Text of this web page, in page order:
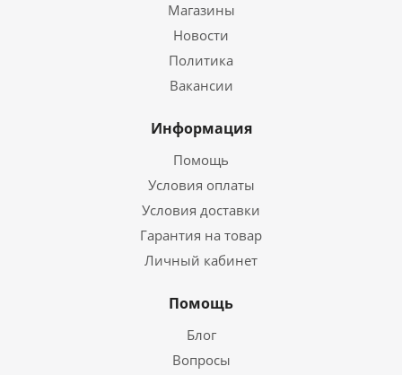
Магазины
Новости
Политика
Вакансии
Информация
Помощь
Условия оплаты
Условия доставки
Гарантия на товар
Личный кабинет
Помощь
Блог
Вопросы